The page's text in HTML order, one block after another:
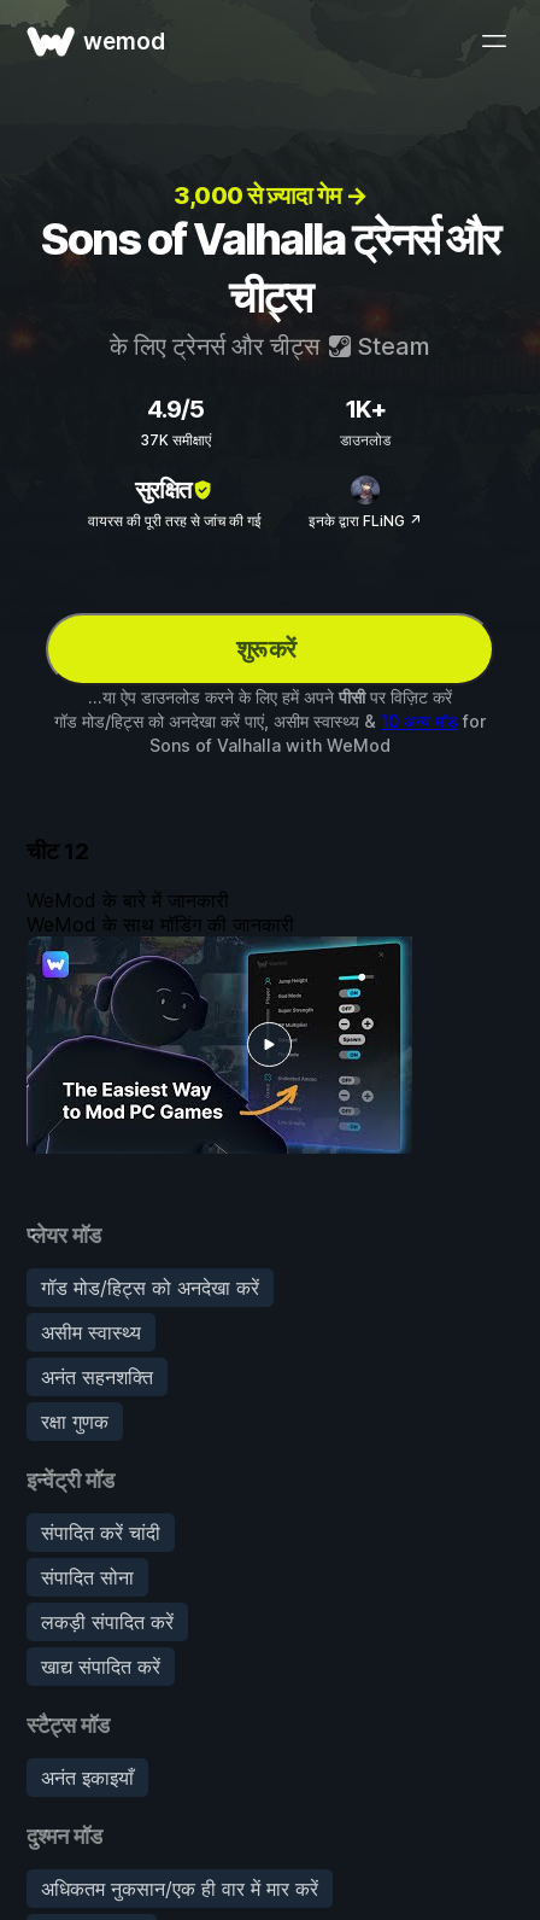
wemod
3,000 से ज़्यादा गेम →
Sons of Valhalla ट्रेनर्स और
चीट्स
के लिए ट्रेनर्स और चीट्स Steam
4.9/5
37K समीक्षाएं
1K+
डाउनलोड
सुरक्षित
वायरस की पूरी तरह से जांच की गई इनके द्वारा FLiNG ↗
शुरू करें
...या ऐप डाउनलोड करने के लिए हमें अपने पीसीपर विज़िट करें
गॉड मोड/हिट्स को अनदेखा करें पाएं, असीम स्वास्थ्य & 10 अन्य मॉडfor
Sons of Valhalla with WeMod
चीट 12
प्लेयर मॉड
गॉड मोड/हिट्स को अनदेखा करें
असीम स्वास्थ्य
अनंत सहनशक्ति
रक्षा गुणक
इन्वेंट्री मॉड
संपादित करें चांदी
संपादित सोना
लकड़ी संपादित करें
खाद्य संपादित करें
स्टैट्स मॉड
अनंत इकाइयाँ
दुश्मन मॉड
अधिकतम नुकसान/एक ही वार में मार करें
WeMod के बारे में जानकारी
WeMod के साथ मॉडिंग की जानकारी